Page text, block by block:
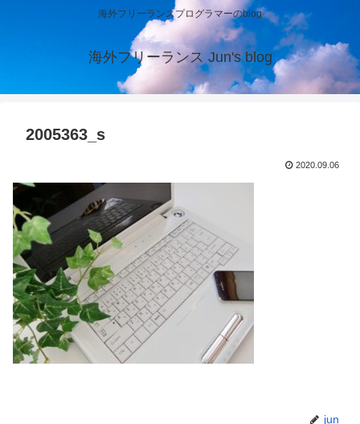
海外フリーランスプログラマーのblog
海外フリーランス Jun's blog
2005363_s
2020.09.06
jun